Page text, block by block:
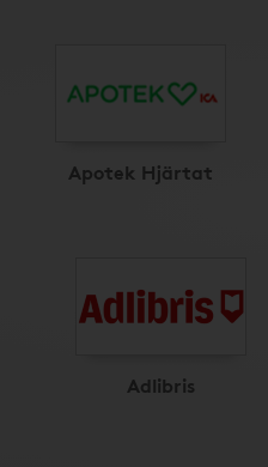
Apotek Hjärtat
Adlibris